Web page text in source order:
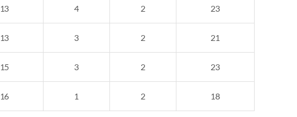
13 4 2 23
13 3 2 21
15 3 2 23
16 1 2 18